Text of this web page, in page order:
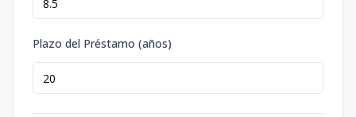
Plazo del Préstamo (años)